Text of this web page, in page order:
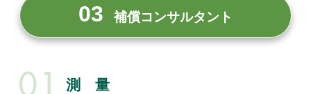
03 補償コンサルタント
測 量